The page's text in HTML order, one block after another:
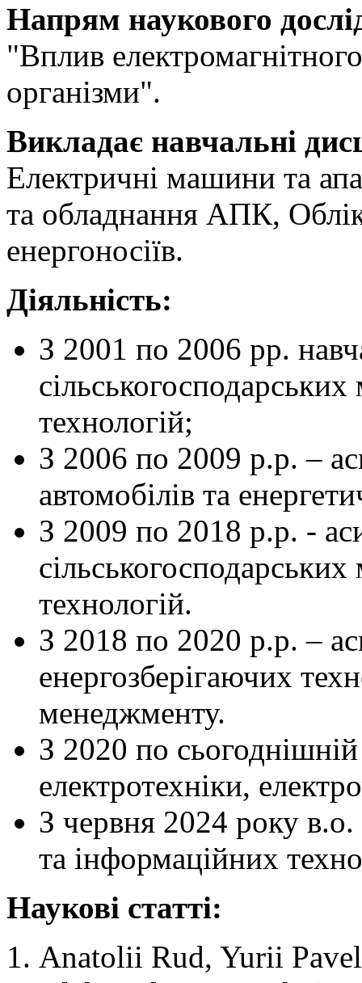
Напрям наукового
"Вплив
організми".
Викладає навчальні
Електричні машини та
та обладнання АПК,
енергоносіїв.
Діяльність:
З 2001 по 2006 рр.
технологій;
З 2006 по 2009 р.р. –
автомобілів та
З 2009 по 2018 р.р. -
технологій.
З 2018 по 2020 р.р. –
енергозберігаючих
менеджменту.
З 2020 по
електротехніки,
З червня 2024 року в.о.
та інформаційних
Наукові статті:
Anatolii Rud, Yurii